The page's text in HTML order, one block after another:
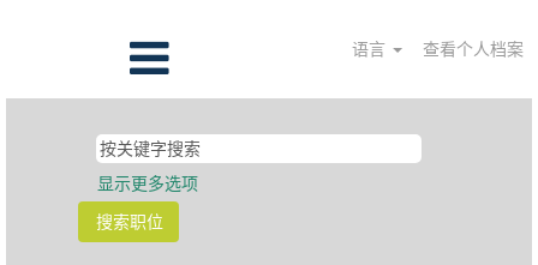
语言 查看个人档案
显示更多选项